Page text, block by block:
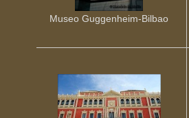
Museo Guggenheim-Bilbao